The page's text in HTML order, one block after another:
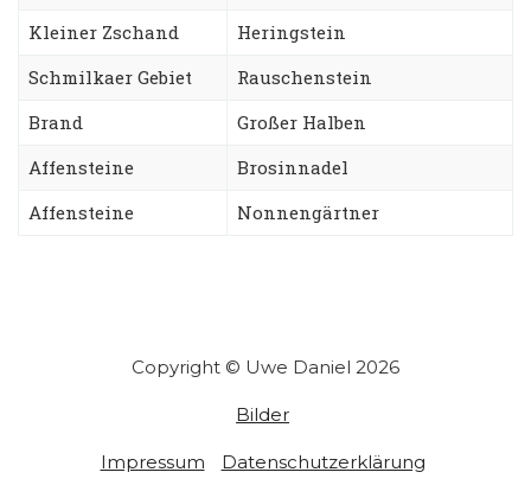
Kleiner Zschand
Heringstein
Schmilkaer Gebiet
Rauschenstein
Brand
Großer Halben
Affensteine
Brosinnadel
Affensteine
Nonnengärtner
Copyright © Uwe Daniel 2026
Bilder
Impressum Datenschutzerklärung